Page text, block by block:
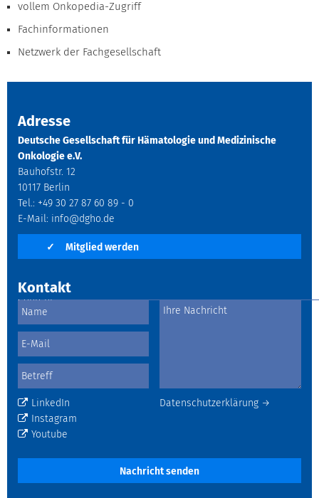
vollem Onkopedia-Zugriff
Fachinformationen
Netzwerk der Fachgesellschaft
Adresse
Deutsche Gesellschaft für Hämatologie und Medizinische
Onkologie e.V.
Bauhofstr. 12
10117 Berlin
Tel.: +49 30 27 87 60 89 - 0
E-Mail: info@dgho.de
✓ Mitglied werden
Kontakt
Datenschutzerklärung →
LinkedIn
Instagram
Youtube
Nachricht senden